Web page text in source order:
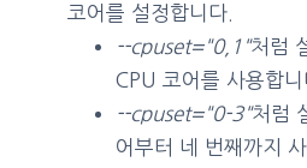
코어를 설정합니다.
--cpuset="0,1"처럼
CPU 코어를 사용합니
--cpuset="0-3"처럼
어부터 네 번째까지